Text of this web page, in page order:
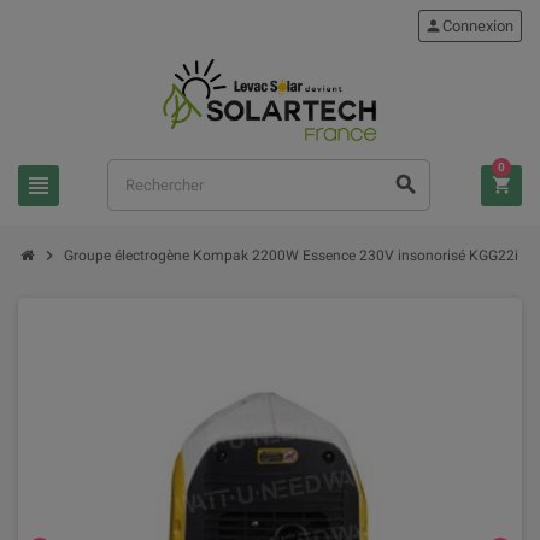
view_headline search
person Connexion
shopping_cart
0
chevron_right Groupe électrogène Kompak 2200W Essence 230V insonorisé KGG22i